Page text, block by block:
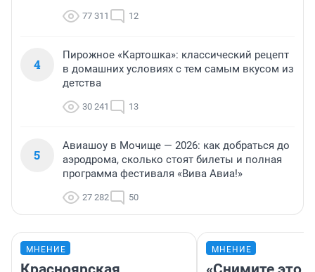
77 311 12
4
Пирожное «Картошка»: классический рецепт
в домашних условиях с тем самым вкусом из
детства
30 241 13
5
Авиашоу в Мочище — 2026: как добраться до
аэродрома, сколько стоят билеты и полная
программа фестиваля «Вива Авиа!»
27 282 50
МНЕНИЕ МНЕНИЕ